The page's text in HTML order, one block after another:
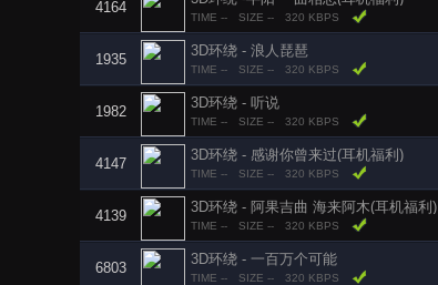
4164
TIME -- SIZE -- 320 KBPS
1935
3D环绕 - 浪人琵琶
TIME -- SIZE -- 320 KBPS
1982
3D环绕 - 听说
TIME -- SIZE -- 320 KBPS
4147
3D环绕 - 感谢你曾来过(耳机福利)
TIME -- SIZE -- 320 KBPS
4139
3D环绕 - 阿果吉曲 海来阿木(耳机福利)
TIME -- SIZE -- 320 KBPS
6803
3D环绕 - 一百万个可能
TIME -- SIZE -- 320 KBPS